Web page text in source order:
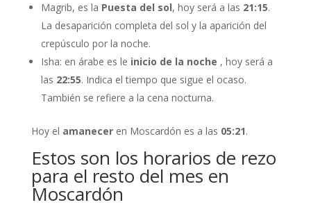
Magrib, es la Puesta del sol, hoy será a las 21:15.
La desaparición completa del sol y la aparición del
crepúsculo por la noche.
Isha: en árabe es le inicio de la noche , hoy será a
las 22:55. Indica el tiempo que sigue el ocaso.
También se refiere a la cena nocturna.
Hoy el amaneceren Moscardón es a las 05:21.
Estos son los horarios de rezo
para el resto del mes en
Moscardón